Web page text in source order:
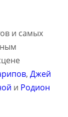
и самых
, Джей
и Родион